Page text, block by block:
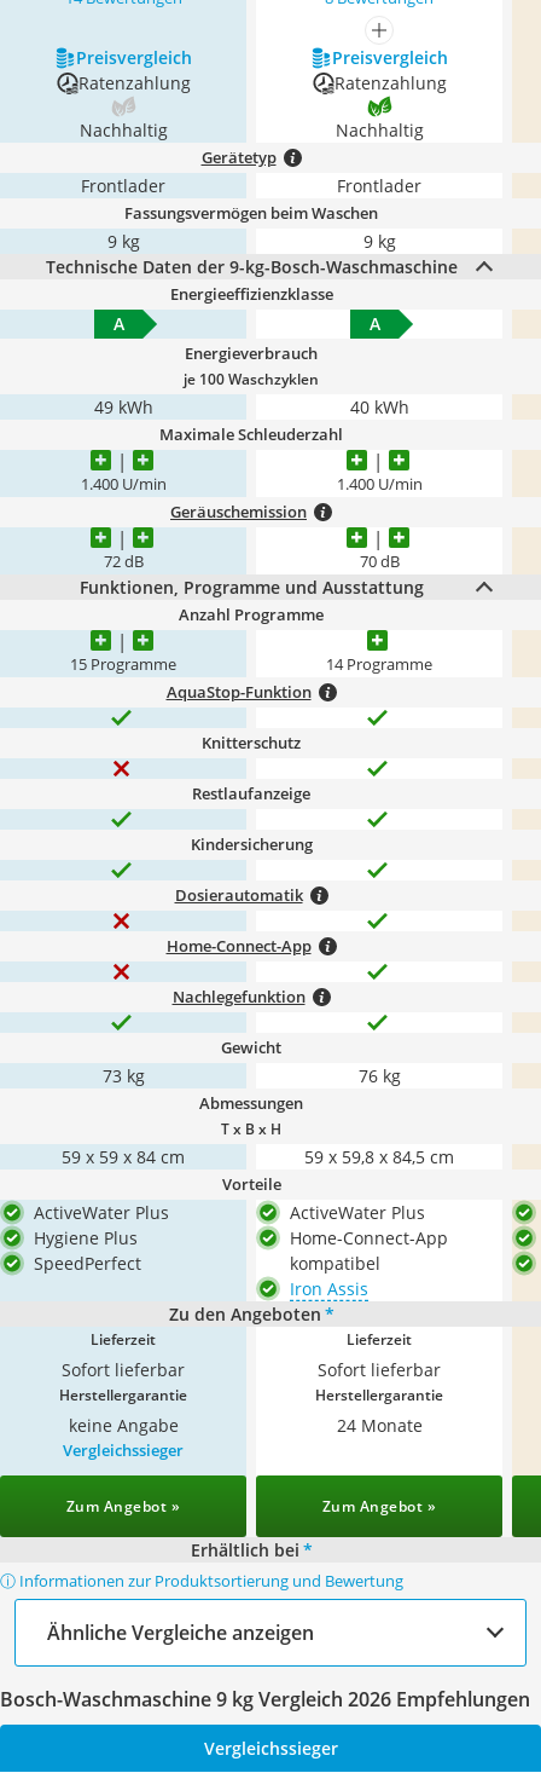
mehr anzeigen
Preis­vergleich
Preis­vergleich
Ratenzahlung
Ratenzahlung
Nachhaltig Nachhaltig
Gerätetyp
Frontlader Frontlader
Fassungsvermögen beim Waschen
9 kg
9 kg
Technische Daten der 9-kg-Bosch-Waschmaschine
Energieeffizienzklasse
A A
Energieverbrauch
je 100 Waschzyklen
49 kWh 40 kWh
Maximale Schleuderzahl
1.400 U/min 1.400 U/min
Geräuschemission
72 dB 70 dB
Funktionen, Programme und Ausstattung
Anzahl Programme
15 Programme 14 Programme
AquaStop-Funktion
Knitterschutz
Restlaufanzeige
Kindersicherung
Dosierautomatik
Home-Connect-App
Nachlegefunktion
Gewicht
73 kg 76 kg
Abmessungen
T x B x H
59 x 59 x 84 cm 59 x 59,8 x 84,5 cm
Vorteile
ActiveWater Plus
Hygiene Plus
SpeedPerfect
ActiveWater Plus
Home-Connect-App
kompatibel
Iron Assis
Zu den Angeboten *
Lieferzeit
Sofort lieferbar
Lieferzeit
Sofort lieferbar
Herstellergarantie
keine Angabe
Herstellergarantie
24 Monate
Vergleichssieger
Zum Angebot » Zum Angebot »
Erhältlich bei *
ⓘ Informationen zur Produktsortierung und Bewertung
Ähnliche Vergleiche anzeigen
Bosch-Waschmaschine 9 kg Vergleich 2026 Empfehlungen
Vergleichssieger